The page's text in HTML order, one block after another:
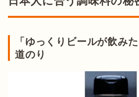
「ゆっくりビールが飲み
道のり